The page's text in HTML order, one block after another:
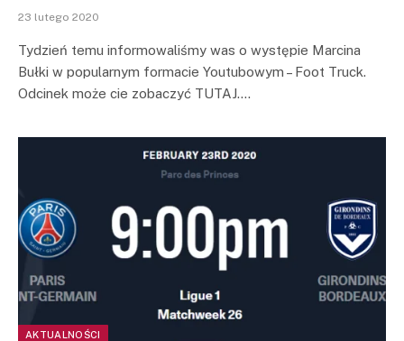
23 lutego 2020
Tydzień temu informowaliśmy was o występie Marcina
Bułki w popularnym formacie Youtubowym – Foot Truck.
Odcinek może cie zobaczyć TUTAJ.…
AKTUALNOŚCI